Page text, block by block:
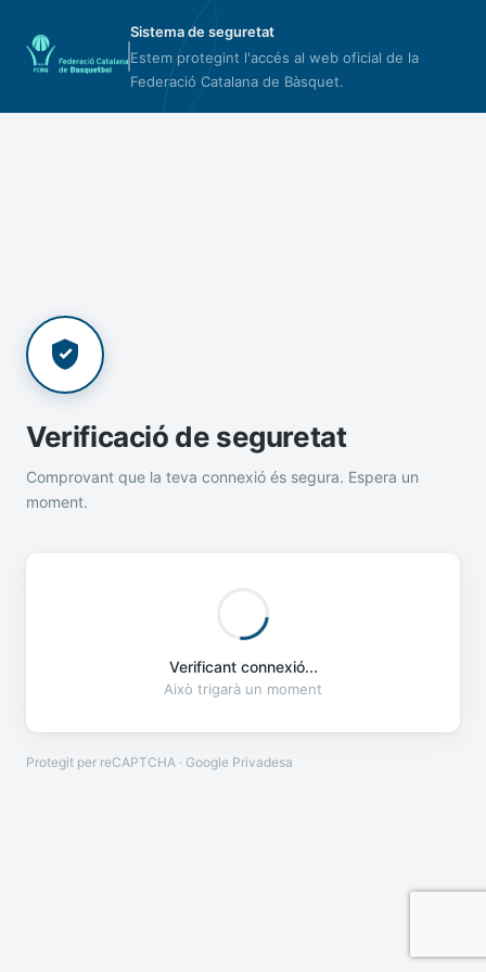
Sistema de seguretat
Estem protegint l'accés al web oficial de la
Federació Catalana de Bàsquet.
Verificació de seguretat
Comprovant que la teva connexió és segura. Espera un
moment.
Verificant connexió...
Això trigarà un moment
Protegit per reCAPTCHA · Google Privadesa